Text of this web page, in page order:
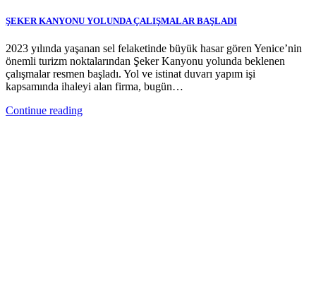
ŞEKER KANYONU YOLUNDA ÇALIŞMALAR BAŞLADI
2023 yılında yaşanan sel felaketinde büyük hasar gören Yenice’nin
önemli turizm noktalarından Şeker Kanyonu yolunda beklenen
çalışmalar resmen başladı. Yol ve istinat duvarı yapım işi
kapsamında ihaleyi alan firma, bugün…
Continue reading